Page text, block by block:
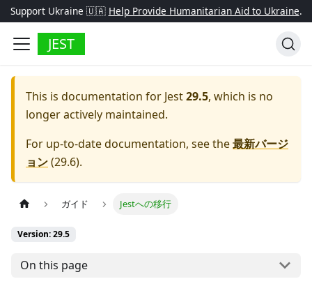
Support Ukraine 🇺🇦 Help Provide Humanitarian Aid to Ukraine.
JEST
This is documentation for Jest29.5, which is no
longer actively maintained.
For up-to-date documentation, see the最新バージ
ョン(29.6).
ガイド Jestへの移行
Version: 29.5
On this page